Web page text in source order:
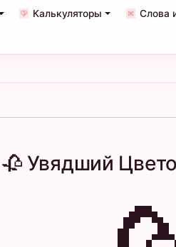
Калькуляторы Слова
🥀 Увядший